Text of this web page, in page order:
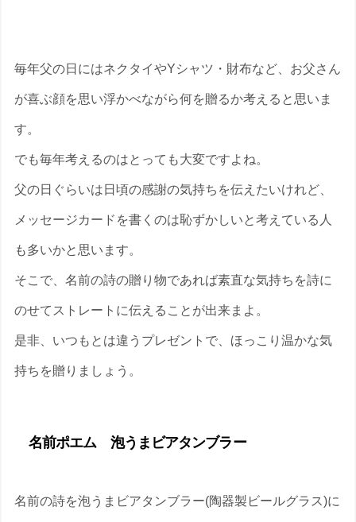
毎年父の日にはネクタイやYシャツ・財布など、お父さん
が喜ぶ顔を思い浮かべながら何を贈るか考えると思いま
す。
でも毎年考えるのはとっても大変ですよね。
父の日ぐらいは日頃の感謝の気持ちを伝えたいけれど、
メッセージカードを書くのは恥ずかしいと考えている人
も多いかと思います。
そこで、名前の詩の贈り物であれば素直な気持ちを詩に
のせてストレートに伝えることが出来まよ。
是非、いつもとは違うプレゼントで、ほっこり温かな気
持ちを贈りましょう。
名前ポエム 泡うまビアタンブラー
名前の詩を泡うまビアタンブラー(陶器製ビールグラス)に